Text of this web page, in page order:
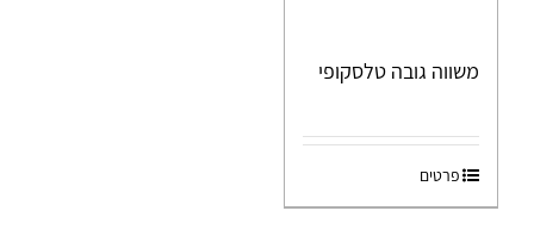
משווה גובה טלסקופי
פרטים